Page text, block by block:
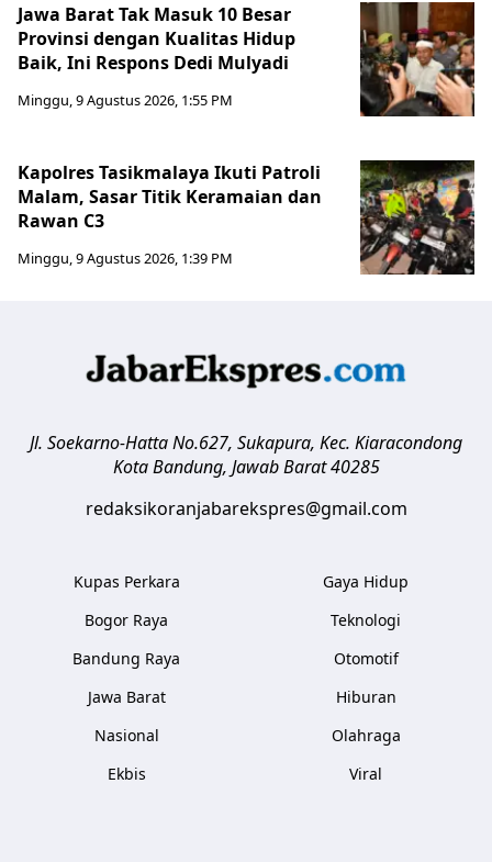
Jawa Barat Tak Masuk 10 Besar
Provinsi dengan Kualitas Hidup
Baik, Ini Respons Dedi Mulyadi
Minggu, 9 Agustus 2026, 1:55 PM
Kapolres Tasikmalaya Ikuti Patroli
Malam, Sasar Titik Keramaian dan
Rawan C3
Minggu, 9 Agustus 2026, 1:39 PM
Jl. Soekarno-Hatta No.627, Sukapura, Kec. Kiaracondong
Kota Bandung, Jawab Barat 40285
redaksikoranjabarekspres@gmail.com
Kupas Perkara
Bogor Raya
Bandung Raya
Jawa Barat
Nasional
Ekbis
Gaya Hidup
Teknologi
Otomotif
Hiburan
Olahraga
Viral